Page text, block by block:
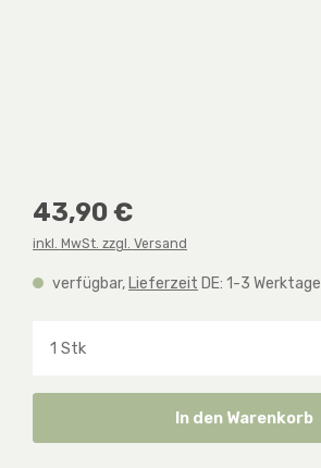
Regulärer Preis:
43,90 €
inkl. MwSt. zzgl. Versand
verfügbar, Lieferzeit DE: 1-3 Werktage
In den Warenkorb